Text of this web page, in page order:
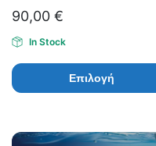
90,00 €
In Stock
Επιλογή